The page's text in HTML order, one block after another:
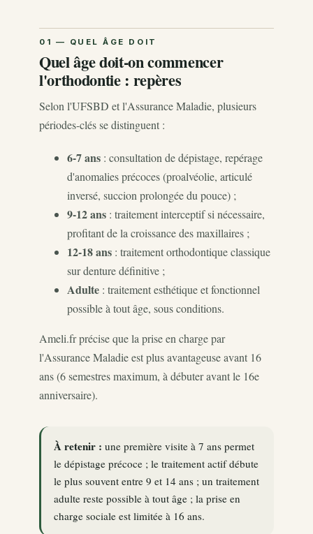
Quel âge doit-on commencer
l'orthodontie : repères
Selon l'UFSBD et l'Assurance Maladie, plusieurs
périodes-clés se distinguent :
6-7 ans : consultation de dépistage, repérage
d'anomalies précoces (proalvéolie, articulé
inversé, succion prolongée du pouce) ;
9-12 ans : traitement interceptif si nécessaire,
profitant de la croissance des maxillaires ;
12-18 ans : traitement orthodontique classique
sur denture définitive ;
Adulte : traitement esthétique et fonctionnel
possible à tout âge, sous conditions.
Ameli.fr précise que la prise en charge par
l'Assurance Maladie est plus avantageuse avant 16
ans (6 semestres maximum, à débuter avant le 16e
anniversaire).
À retenir : une première visite à 7 ans permet
le dépistage précoce ; le traitement actif débute
le plus souvent entre 9 et 14 ans ; un traitement
adulte reste possible à tout âge ; la prise en
charge sociale est limitée à 16 ans.